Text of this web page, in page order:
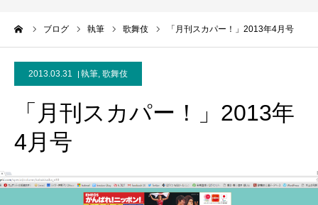
ブログ 執筆 歌舞伎 「月刊スカパー！」2013年4月号
2013.03.31 執筆, 歌舞伎
「月刊スカパー！」2013年
4月号